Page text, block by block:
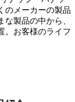
のメーカーの製品
製品の中から、
。お客様のライフ